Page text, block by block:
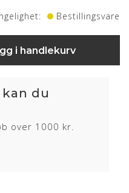
Bestillingsvare
i handlekurv
kan du
over 1000 kr.